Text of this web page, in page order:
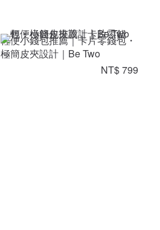
輕便小錢包推薦｜卡片零錢包・
極簡皮夾設計｜Be Two
NT$ 799